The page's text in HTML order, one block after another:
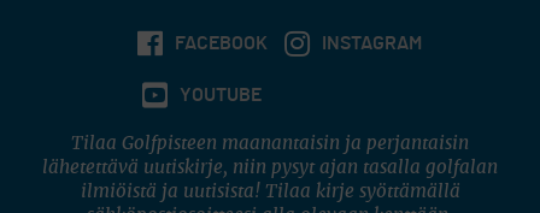
FACEBOOK INSTAGRAM
YOUTUBE
Tilaa Golfpisteen maanantaisin ja perjantaisin
lähetettävä uutiskirje, niin pysyt ajan tasalla golfalan
ilmiöistä ja uutisista! Tilaa kirje syöttämällä